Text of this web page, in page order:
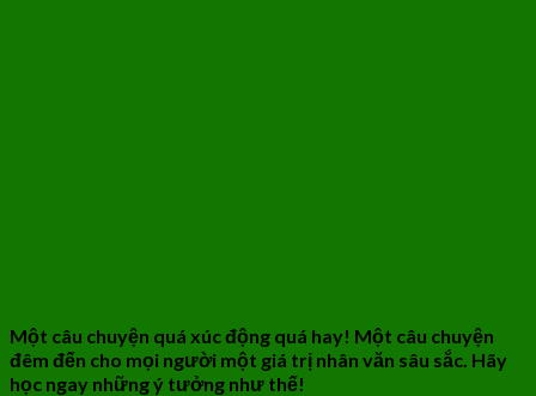
Một câu chuyện quá xúc động quá hay! Một câu chuyện
đêm đến cho mọi người một giá trị nhân văn sâu sắc. Hãy
học ngay những ý tưởng như thế!